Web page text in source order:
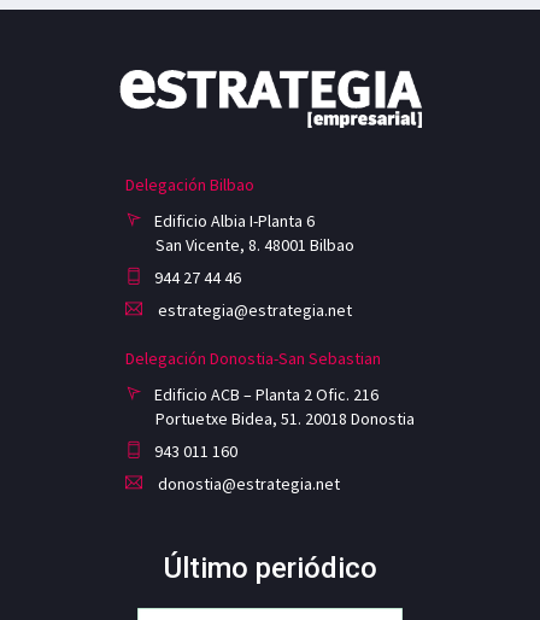
Delegación Bilbao
Edificio Albia I-Planta 6
San Vicente, 8. 48001 Bilbao
944 27 44 46
estrategia@estrategia.net
Delegación Donostia-San Sebastian
Edificio ACB – Planta 2 Ofic. 216
Portuetxe Bidea, 51. 20018 Donostia
943 011 160
donostia@estrategia.net
Último periódico